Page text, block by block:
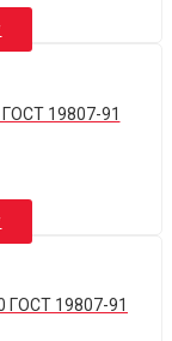
19807-91
ГОСТ 19807-91